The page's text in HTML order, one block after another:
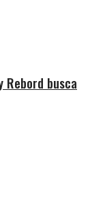
Rebord busca